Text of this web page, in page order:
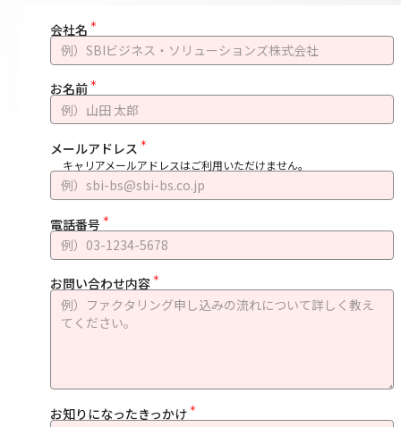
会社名
お名前
メールアドレス
キャリアメールアドレスはご利用いただけません。
電話番号
お問い合わせ内容
お知りになったきっかけ